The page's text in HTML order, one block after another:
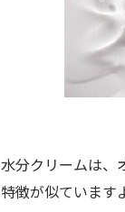
水分クリームは、
特徴が似ています